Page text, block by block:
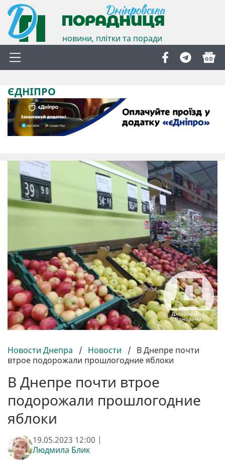
новини, плітки та поради
ЄДНІПРО
Новости Днепра / Новости / В Днепре почти
втрое подорожали прошлогодние яблоки
В Днепре почти втрое
подорожали прошлогодние
яблоки
19.05.2023 12:00 |
Людмила Блик